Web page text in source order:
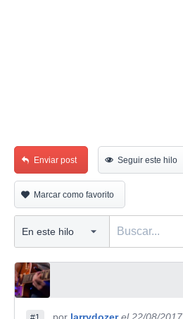
Enviar post Seguir este hilo
Marcar como favorito